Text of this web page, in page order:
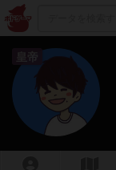
皇帝